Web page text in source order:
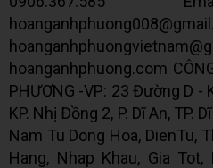
hoanganhphuong.com
PHƯƠNG -VP: 23 Đường D -
KP. Nhị Đồng 2, P. Dĩ An, TP.
Nam Tu Dong Hoa, DienTu,
Hang, Nhap Khau, Gia Tot,